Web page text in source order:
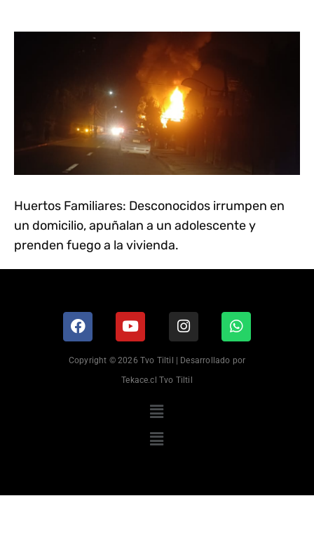
Huertos Familiares: Desconocidos irrumpen en
un domicilio, apuñalan a un adolescente y
prenden fuego a la vivienda.
Copyright © 2026 Tvo Tiltil | Desarrollado por
Tekace.cl Tvo Tiltil